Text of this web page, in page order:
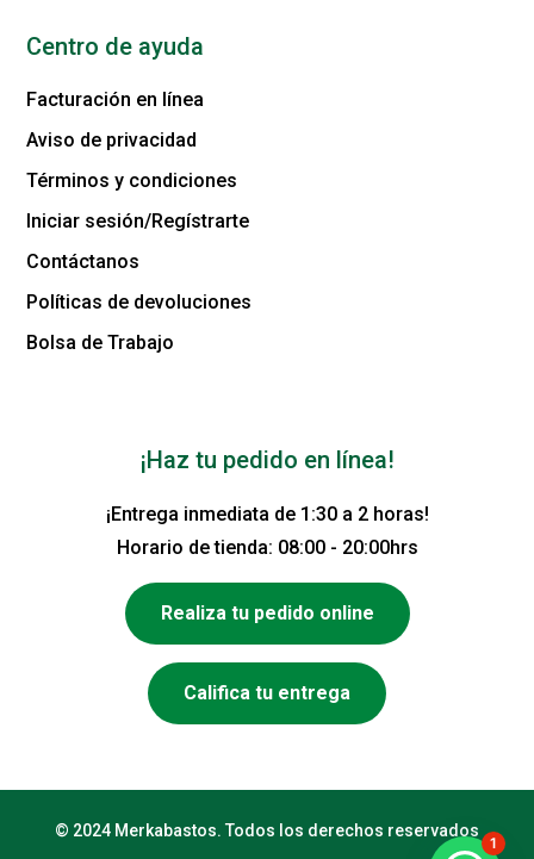
Centro de ayuda
Facturación en línea
Aviso de privacidad
Términos y condiciones
Iniciar sesión/Regístrarte
Contáctanos
Políticas de devoluciones
Bolsa de Trabajo
¡Haz tu pedido en línea!
¡Entrega inmediata de 1:30 a 2 horas!
Horario de tienda: 08:00 - 20:00hrs
Realiza tu pedido online
Califica tu entrega
© 2024 Merkabastos. Todos los derechos reservados
1